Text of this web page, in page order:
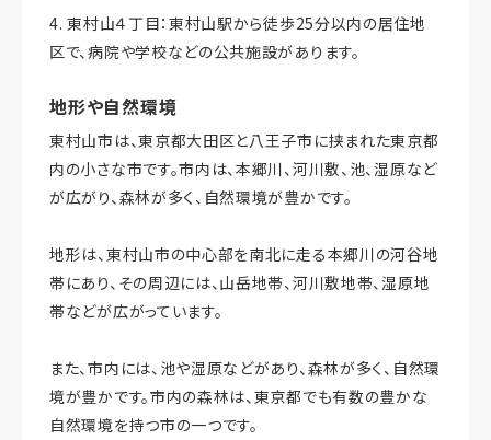
4. 東村山４丁目：東村山駅から徒歩25分以内の居住地
区で、病院や学校などの公共施設があります。
地形や自然環境
東村山市は、東京都大田区と八王子市に挟まれた東京都
内の小さな市です。市内は、本郷川、河川敷、池、湿原など
が広がり、森林が多く、自然環境が豊かです。
地形は、東村山市の中心部を南北に走る本郷川の河谷地
帯にあり、その周辺には、山岳地帯、河川敷地帯、湿原地
帯などが広がっています。
また、市内には、池や湿原などがあり、森林が多く、自然環
境が豊かです。市内の森林は、東京都でも有数の豊かな
自然環境を持つ市の一つです。